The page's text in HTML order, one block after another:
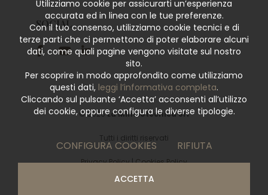
SOCIAL
© 2026La Minciotecnica Srl
Tutti i diritti riservati
Privacy Policy|Cookies Policy
Utilizziamo cookie per assicurarti un’esperienza
accurata ed in linea con le tue preferenze.
Con il tuo consenso, utilizziamo cookie tecnici e di
terze parti che ci permettono di poter elaborare alcuni
dati, come quali pagine vengono visitate sul nostro
sito.
Per scoprire in modo approfondito come utilizziamo
questi dati, leggi l’informativa completa.
Cliccando sul pulsante ‘Accetta’ acconsenti all’utilizzo
dei cookie, oppure configura le diverse tipologie.
CONFIGURA COOKIES RIFIUTA
ACCETTA